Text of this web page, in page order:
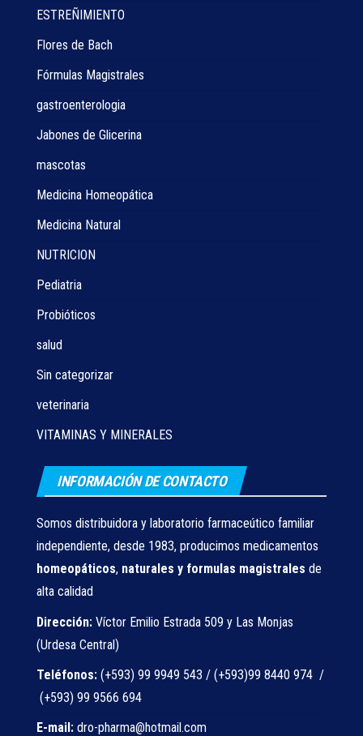
ESTREÑIMIENTO
Flores de Bach
Fórmulas Magistrales
gastroenterologia
Jabones de Glicerina
mascotas
Medicina Homeopática
Medicina Natural
NUTRICION
Pediatria
Probióticos
salud
Sin categorizar
veterinaria
VITAMINAS Y MINERALES
INFORMACIÓN DE CONTACTO
Somos distribuidora y laboratorio farmaceútico familiar
independiente, desde 1983, producimos medicamentos
homeopáticos, naturales y formulas magistrales de
alta calidad
Dirección: Víctor Emilio Estrada 509 y Las Monjas
(Urdesa Central)
Teléfonos: (+593) 99 9949 543 / (+593)99 8440 974 /
(+593) 99 9566 694
E-mail: dro-pharma@hotmail.com